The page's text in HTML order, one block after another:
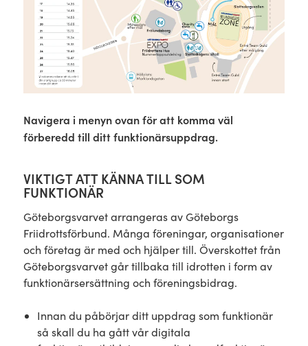
Navigera i menyn ovan för att komma väl
förberedd till ditt funktionärsuppdrag.
VIKTIGT ATT KÄNNA TILL SOM
FUNKTIONÄR
Göteborgsvarvet arrangeras av Göteborgs
Friidrottsförbund. Många föreningar, organisationer
och företag är med och hjälper till. Överskottet från
Göteborgsvarvet går tillbaka till idrotten i form av
funktionärsersättning och föreningsbidrag.
Innan du påbörjar ditt uppdrag som funktionär
så skall du ha gått vår digitala